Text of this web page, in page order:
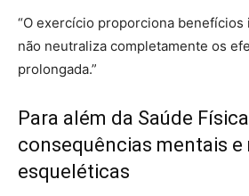
“O exercício proporciona benefícios
não neutraliza completamente os
prolongada.”
Para além da Saúde
consequências mentais e
esqueléticas